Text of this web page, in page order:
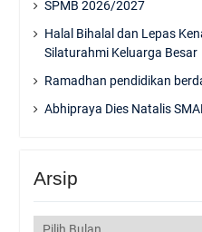
SPMB 2026/2027
Halal Bihalal dan Lepas
Silaturahmi Keluarga Besar
Ramadhan pendidikan
Abhipraya Dies Natalis
Arsip
Arsip